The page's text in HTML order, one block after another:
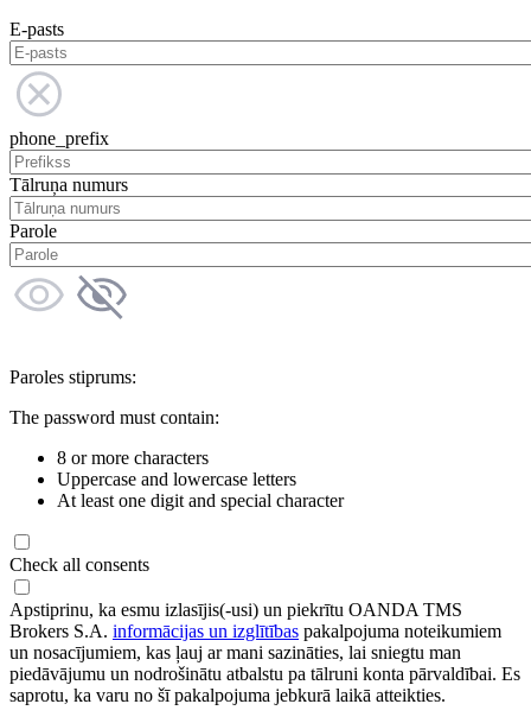
E-pasts
phone_prefix
Tālruņa numurs
Parole
Paroles stiprums:
The password must contain:
8 or more characters
Uppercase and lowercase letters
At least one digit and special character
Check all consents
Apstiprinu, ka esmu izlasījis(-usi) un piekrītu OANDA TMS
Brokers S.A. informācijas un izglītības pakalpojuma noteikumiem
un nosacījumiem, kas ļauj ar mani sazināties, lai sniegtu man
piedāvājumu un nodrošinātu atbalstu pa tālruni konta pārvaldībai. Es
saprotu, ka varu no šī pakalpojuma jebkurā laikā atteikties.